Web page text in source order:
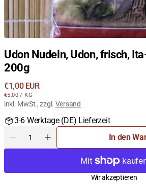
Udon Nudeln, Udon, frisch,
200g
Regulärer
Preis
€1,00 EUR
STÜCKPREIS
€5,00 / PRO
KG
inkl. MwSt., zzgl. Versand
3-6 Werktage (DE) Lieferzeit
Menge
für
Menge
für
In den
Wir akzeptieren